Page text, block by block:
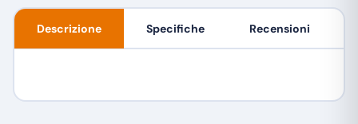
Descrizione Specifiche Recensioni